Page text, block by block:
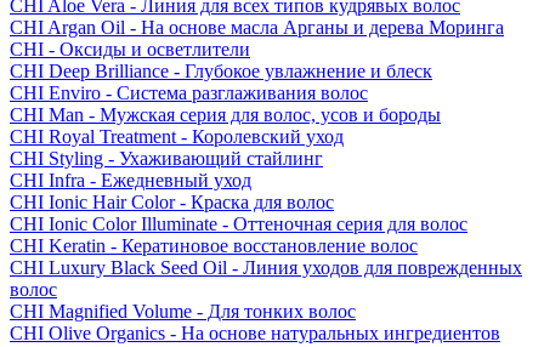
CHI Aloe Vera - Линия для всех типов кудрявых волос
CHI Argan Oil - На основе масла Арганы и дерева Моринга
CHI - Оксиды и осветлители
CHI Deep Brilliance - Глубокое увлажнение и блеск
CHI Enviro - Система разглаживания волос
CHI Man - Мужская серия для волос, усов и бороды
CHI Royal Treatment - Королевский уход
CHI Styling - Ухаживающий стайлинг
CHI Infra - Ежедневный уход
CHI Ionic Hair Color - Краска для волос
CHI Ionic Color Illuminate - Оттеночная серия для волос
CHI Keratin - Кератиновое восстановление волос
CHI Luxury Black Seed Oil - Линия уходов для поврежденных
волос
CHI Magnified Volume - Для тонких волос
CHI Olive Organics - На основе натуральных ингредиентов